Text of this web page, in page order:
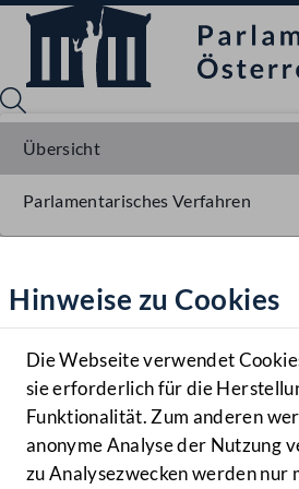
Hilfe
Benutzer
Navigationsmenü öffnen
MENÜ
Hinweise zu Cookies
Die Webseite verwendet
sie erforderlich für die
Funktionalität. Zum anderen
anonyme Analyse der Nutzung
zu Analysezwecken werden nur
Übersicht
Parlamentarisches Verfahren